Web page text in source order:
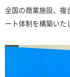
全国の商業施設、複
ート体制を構築いた